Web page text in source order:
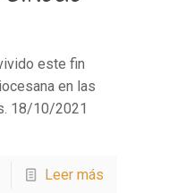
este fin
en las
18/10/2021
Leer más